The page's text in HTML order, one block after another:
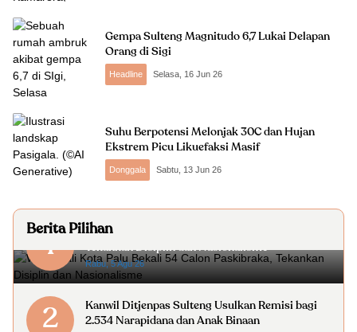
Gempa Sulteng Magnitudo 6,7 Lukai Delapan
Orang di Sigi
Headline Selasa, 16 Jun 26
Suhu Berpotensi Melonjak 30C dan Hujan
Ekstrem Picu Likuefaksi Masif
Donggala Sabtu, 13 Jun 26
Berita Pilihan
1
Wakil Wali Kota Palu Bekali 54 Calon Paskibraka,
Tekankan Disiplin dan Nasionalisme
Rabu, 5 Agu 26
2
Kanwil Ditjenpas Sulteng Usulkan Remisi bagi
2.534 Narapidana dan Anak Binaan